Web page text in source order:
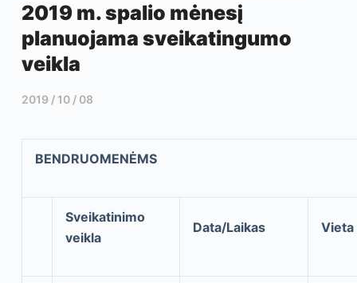
2019 m. spalio mėnesį
planuojama sveikatingumo
veikla
2019 / 10 / 08
BENDRUOMENĖMS
Sveikatinimo
veikla
Data/Laikas Vieta